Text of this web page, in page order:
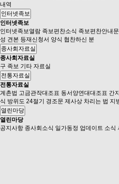
내역
인터넷족보
인터넷족보
인터넷족보열람 족보편찬소식 족보편찬안내문
성 견본 등재신청서 양식 협찬하신 분
종사회자료실
종사회자료실
구 족보 기타 자료실
전통자료실
전통자료실
계촌법 고금관작대조표 동서양연대대조표 간
식 방위도 24절기 경조문 제사상 차리는 법 지
열린마당
열린마당
공지사항 종사회소식 일가동정 업데이트 소식